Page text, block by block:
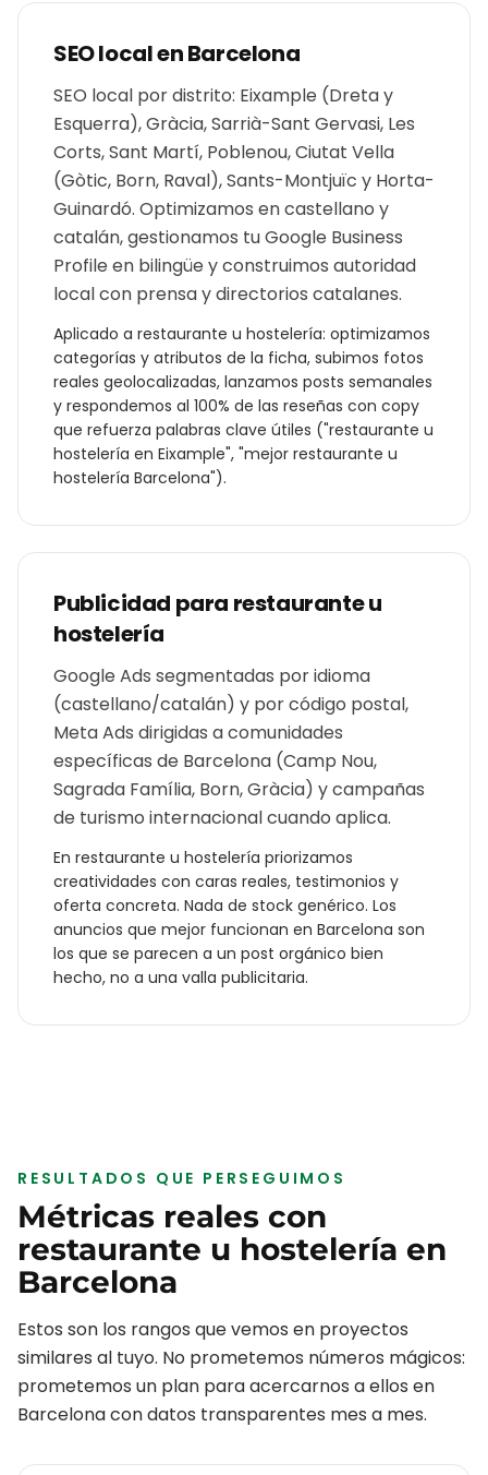
SEO local enBarcelona
SEO local por distrito: Eixample (Dreta y
Esquerra), Gràcia, Sarrià-Sant Gervasi, Les
Corts, Sant Martí, Poblenou, Ciutat Vella
(Gòtic, Born, Raval), Sants-Montjuïc y Horta-
Guinardó. Optimizamos en castellano y
catalán, gestionamos tu Google Business
Profile en bilingüe y construimos autoridad
local con prensa y directorios catalanes.
Aplicado a restaurante u hostelería: optimizamos
categorías y atributos de la ficha, subimos fotos
reales geolocalizadas, lanzamos posts semanales
y respondemos al 100% de las reseñas con copy
que refuerza palabras clave útiles ("restaurante u
hostelería en Eixample", "mejor restaurante u
hostelería Barcelona").
Publicidad para restaurante u
hostelería
Google Ads segmentadas por idioma
(castellano/catalán) y por código postal,
Meta Ads dirigidas a comunidades
específicas de Barcelona (Camp Nou,
Sagrada Família, Born, Gràcia) y campañas
de turismo internacional cuando aplica.
En restaurante u hostelería priorizamos
creatividades con caras reales, testimonios y
oferta concreta. Nada de stock genérico. Los
anuncios que mejor funcionan en Barcelona son
los que se parecen a un post orgánico bien
hecho, no a una valla publicitaria.
RESULTADOS QUE PERSEGUIMOS
Métricas reales con
restaurante u hostelería en
Barcelona
Estos son los rangos que vemos en proyectos
similares al tuyo. No prometemos números mágicos:
prometemos un plan para acercarnos a ellos en
Barcelonacon datos transparentes mes a mes.